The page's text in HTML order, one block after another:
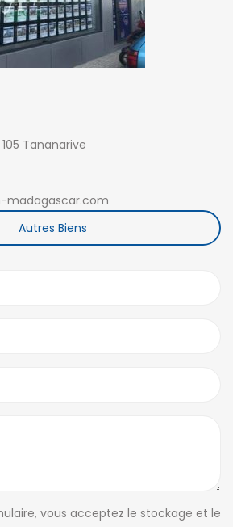
Tananarive
Autres Biens
vous acceptez le stockage et le